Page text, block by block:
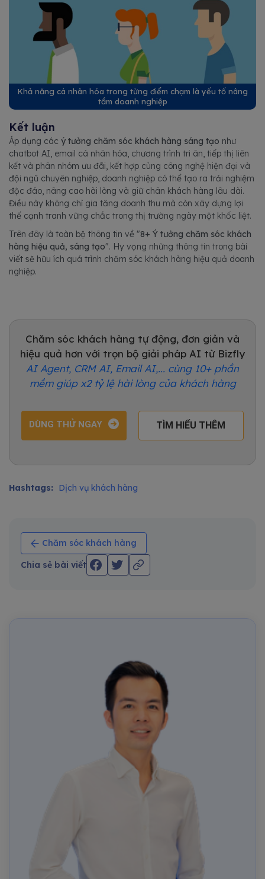
Khả năng cá nhân hóa trong từng điểm chạm là yếu tố nâng
tầm doanh nghiệp
Kết luận
Áp dụng các ý tưởng chăm sóc khách hàng sáng tạo như
chatbot AI, email cá nhân hóa, chương trình tri ân, tiếp thị liên
kết và phân nhóm ưu đãi, kết hợp cùng công nghệ hiện đại và
đội ngũ chuyên nghiệp, doanh nghiệp có thể tạo ra trải nghiệm
độc đáo, nâng cao hài lòng và giữ chân khách hàng lâu dài.
Điều này không chỉ gia tăng doanh thu mà còn xây dựng lợi
thế cạnh tranh vững chắc trong thị trường ngày một khốc liệt.
Trên đây là toàn bộ thông tin về "8+ Ý tưởng chăm sóc khách
hàng hiệu quả, sáng tạo". Hy vọng những thông tin trong bài
viết sẽ hữu ích quá trình chăm sóc khách hàng hiệu quả doanh
nghiệp.
Chăm sóc khách hàng tự động, đơn giản và
hiệu quả hơn với trọn bộ giải pháp AI từ Bizfly
AI Agent, CRM AI, Email AI,... cùng 10+ phần
mềm giúp x2 tỷ lệ hài lòng của khách hàng
DÙNG THỬ NGAY TÌM HIỂU THÊM
Hashtags: Dịch vụ khách hàng
Chăm sóc khách hàng
Chia sẻ bài viết